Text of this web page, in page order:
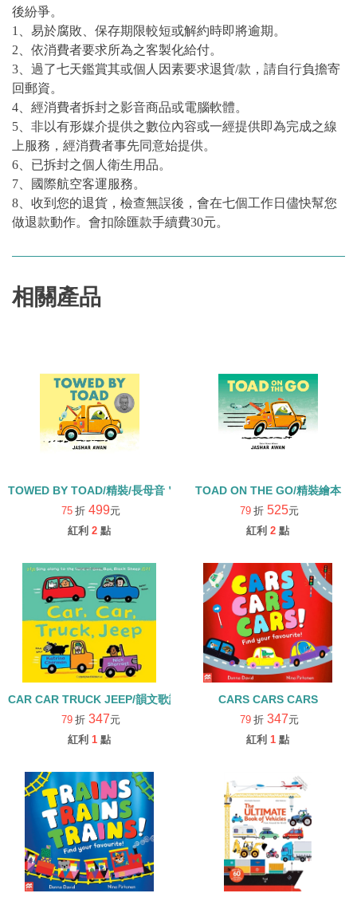
後紛爭。
1、易於腐敗、保存期限較短或解約時即將逾期。
2、依消費者要求所為之客製化給付。
3、過了七天鑑賞其或個人因素要求退貨/款，請自行負擔寄
回郵資。
4、經消費者拆封之影音商品或電腦軟體。
5、非以有形媒介提供之數位內容或一經提供即為完成之線
上服務，經消費者事先同意始提供。
6、已拆封之個人衛生用品。
7、國際航空客運服務。
8、收到您的退貨，檢查無誤後，會在七個工作日儘快幫您
做退款動作。會扣除匯款手續費30元。
相關產品
TOWED BY TOAD/精裝/長母音＂O＂
75 折 499元
紅利 2 點
TOAD ON THE GO/精裝繪本
79 折 525元
紅利 2 點
CAR CAR TRUCK JEEP/韻文歌謠/字母C學習繪本
79 折 347元
紅利 1 點
CARS CARS CARS
79 折 347元
紅利 1 點